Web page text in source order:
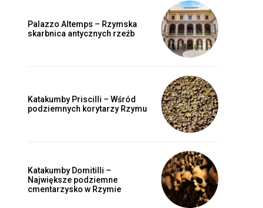
Palazzo Altemps – Rzymska
skarbnica antycznych rzeźb
Katakumby Priscilli – Wśród
podziemnych korytarzy Rzymu
Katakumby Domitilli –
Największe podziemne
cmentarzysko w Rzymie